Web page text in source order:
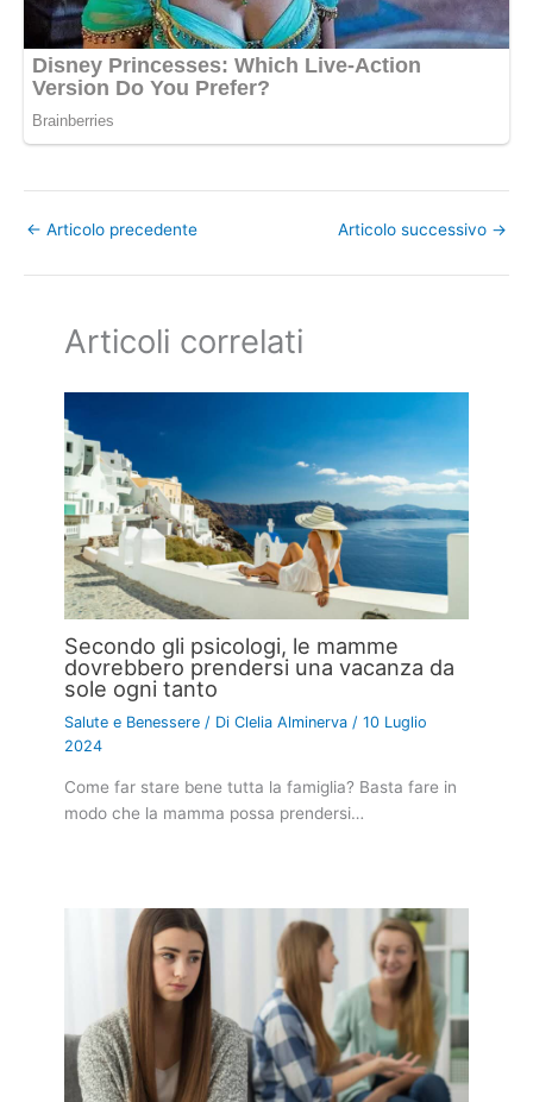
← Articolo precedente Articolo successivo →
Articoli correlati
Secondo gli psicologi, le mamme
dovrebbero prendersi una vacanza da
sole ogni tanto
Salute e Benessere / DiClelia Alminerva /10 Luglio
2024
Come far stare bene tutta la famiglia? Basta fare in
modo che la mamma possa prendersi…